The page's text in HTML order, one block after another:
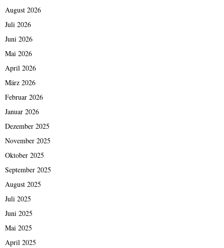
August 2026
Juli 2026
Juni 2026
Mai 2026
April 2026
März 2026
Februar 2026
Januar 2026
Dezember 2025
November 2025
Oktober 2025
September 2025
August 2025
Juli 2025
Juni 2025
Mai 2025
April 2025